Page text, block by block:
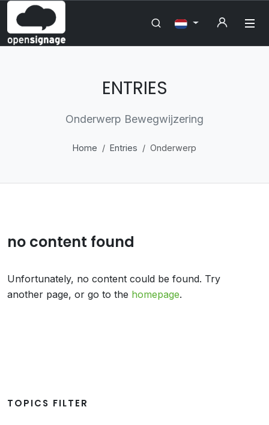
ENTRIES
Onderwerp Bewegwijzering
Home Entries Onderwerp
no content found
Unfortunately, no content could be found. Try
another page, or go to the homepage.
TOPICS FILTER